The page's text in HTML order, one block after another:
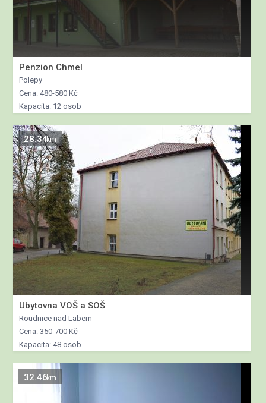
Penzion Chmel
Polepy
Cena: 480-580 Kč
Kapacita: 12 osob
28.34km
Ubytovna VOŠ a SOŠ
Roudnice nad Labem
Cena: 350-700 Kč
Kapacita: 48 osob
32.46km